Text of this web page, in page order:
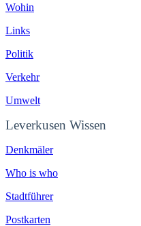
Wohin
Links
Politik
Verkehr
Umwelt
Leverkusen Wissen
Denkmäler
Who is who
Stadtführer
Postkarten